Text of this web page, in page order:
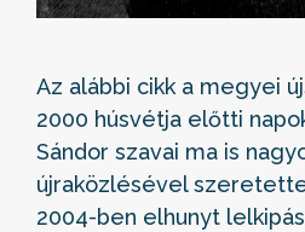
Az alábbi cikk a megyei
2000 húsvétja előtti
Sándor szavai ma is
újraközlésével
2004-ben elhunyt